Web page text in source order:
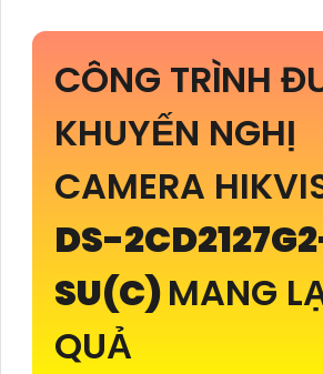
CÔNG TRÌNH
KHUYẾN NGHỊ
CAMERA
DS-
SU(C)MANG
QUẢ